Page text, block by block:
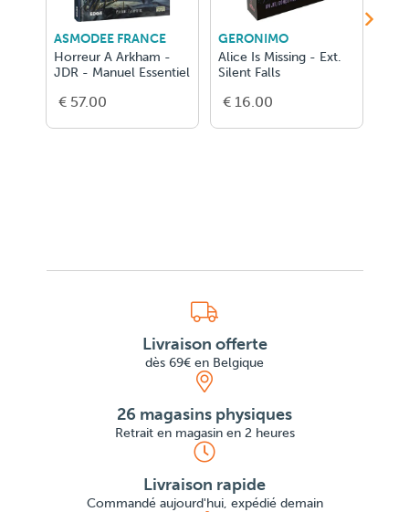
ASMODEE FRANCE
Horreur A Arkham -
JDR - Manuel Essentiel
€ 57.00
GERONIMO
Alice Is Missing - Ext.
Silent Falls
€ 16.00
Livraison offerte
dès 69€ en Belgique
26 magasins physiques
Retrait en magasin en 2 heures
Livraison rapide
Commandé aujourd'hui, expédié demain